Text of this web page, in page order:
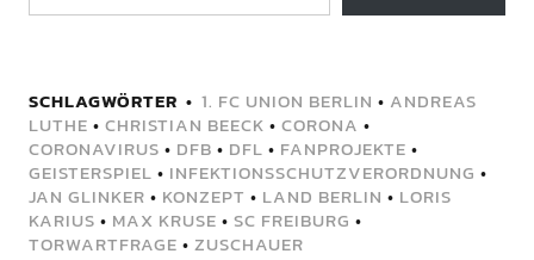
SCHLAGWÖRTER 1. FC UNION BERLIN • ANDREAS
LUTHE • CHRISTIAN BEECK • CORONA •
CORONAVIRUS • DFB • DFL • FANPROJEKTE •
GEISTERSPIEL • INFEKTIONSSCHUTZVERORDNUNG •
JAN GLINKER • KONZEPT • LAND BERLIN • LORIS
KARIUS • MAX KRUSE • SC FREIBURG •
TORWARTFRAGE • ZUSCHAUER